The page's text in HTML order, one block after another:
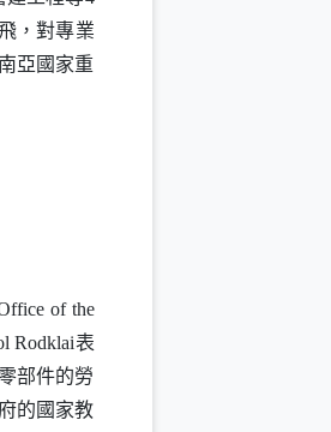
，對專業
亞國家重
of the
Rodklai表
部件的勞
的國家教